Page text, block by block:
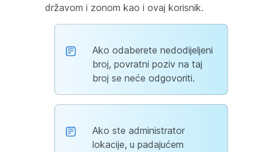
državom i zonom kao i ovaj korisnik.
Ako odaberete nedodijeljeni
broj, povratni poziv na taj
broj se neće odgovoriti.
Ako ste administrator
lokacije, u padajućem